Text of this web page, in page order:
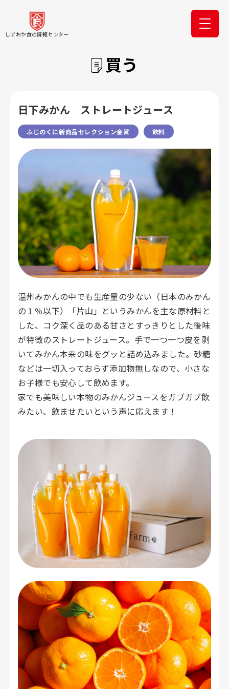
しずおか食の情報センター
買う
日下みかん ストレートジュース
ふじのくに新商品セレクション金賞 飲料
温州みかんの中でも生産量の少ない（日本のみかん
の１％以下）「片山」というみかんを主な原材料と
した、コク深く品のある甘さとすっきりとした後味
が特徴のストレートジュース。手で一つ一つ皮を剥
いてみかん本来の味をグッと詰め込みました。砂糖
などは一切入っておらず添加物無しなので、小さな
お子様でも安心して飲めます。
家でも美味しい本物のみかんジュースをガブガブ飲
みたい、飲ませたいという声に応えます！